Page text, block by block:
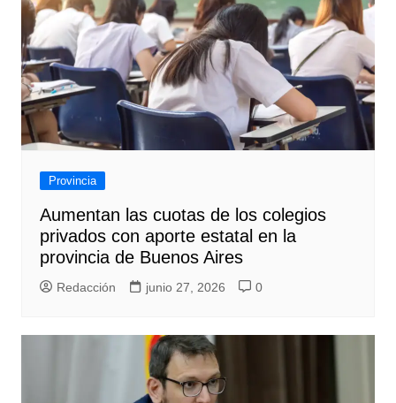
Provincia
Aumentan las cuotas de los colegios
privados con aporte estatal en la
provincia de Buenos Aires
Redacción junio 27, 2026 0